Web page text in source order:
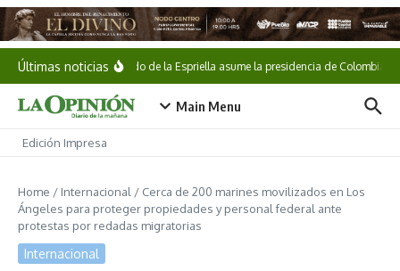
Saltar al contenido
Últimas noticiasAbelardo de la Espriella asume la presidencia de Colombia
Main Menu
Edición Impresa
Home / Internacional / Cerca de 200 marines movilizados en Los
Ángeles para proteger propiedades y personal federal ante
protestas por redadas migratorias
Internacional